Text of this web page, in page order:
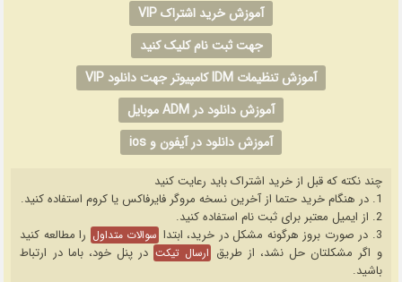
آموزش خرید اشتراک VIP
جهت ثبت نام کلیک کنید
آموزش تنظیمات IDM کامپیوتر جهت دانلود VIP
آموزش دانلود در ADM موبایل
آموزش دانلود در آیفون و ios
چند نکته که قبل از خرید اشتراک باید رعایت کنید
1. در هنگام خرید حتما از آخرین نسخه مروگر فایرفاکس یا کروم استفاده کنید.
2. از ایمیل معتبر برای ثبت نام استفاده کنید.
3. در صورت بروز هرگونه مشکل در خرید، ابتدا
سوالات متداول را مطالعه کنید
و اگر مشکلتان حل نشد، از طریق ارسال تیکت در پنل خود، باما در ارتباط
باشید.